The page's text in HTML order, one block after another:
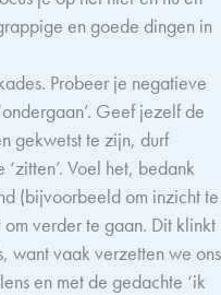
en goede dingen in
Probeer je negatieve
Geef jezelf de
gekwetst te zijn, durf
Voel het, bedank
(bijvoorbeeld om inzicht te
verder te gaan. Dit klinkt
want vaak verzetten we ons
en met de gedachte ‘ik